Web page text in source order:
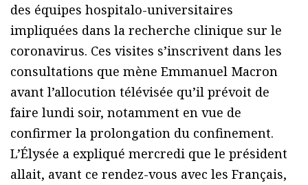
des équipes hospitalo-universitaires
impliquées dans la recherche clinique sur le
coronavirus. Ces visites s’inscrivent dans les
consultations que mène Emmanuel Macron
avant l’allocution télévisée qu’il prévoit de
faire lundi soir, notamment en vue de
confirmer la prolongation du confinement.
L’Élysée a expliqué mercredi que le président
allait, avant ce rendez-vous avec les Français,